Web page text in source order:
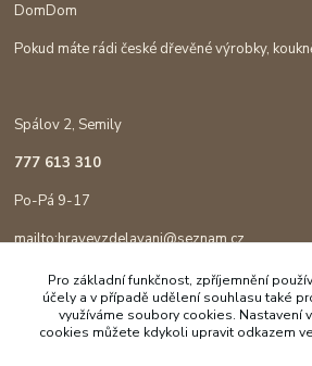
DomDom
Pokud máte rádi české dřevěné výrobky,
Spálov 2, Semily
777 613 310
Po-Pá 9-17
mailto:hravevzdelavani@seznam.cz
Pro základní funkčnost, zpříjemnění
účely a v případě udělení souhlasu také
využíváme soubory cookies. Nastavení
cookies můžete kdykoli upravit odkazem